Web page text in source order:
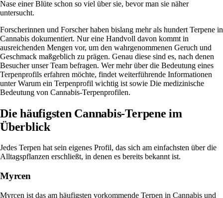
Nase einer Blüte schon so viel über sie, bevor man sie näher
untersucht.
Forscherinnen und Forscher haben bislang mehr als hundert Terpene in
Cannabis dokumentiert. Nur eine Handvoll davon kommt in
ausreichenden Mengen vor, um den wahrgenommenen Geruch und
Geschmack maßgeblich zu prägen. Genau diese sind es, nach denen
Besucher unser Team befragen. Wer mehr über die Bedeutung eines
Terpenprofils erfahren möchte, findet weiterführende Informationen
unterWarum ein Terpenprofil wichtig ist sowie Die medizinische
Bedeutung von Cannabis-Terpenprofilen.
Die häufigsten Cannabis-Terpene im
Überblick
Jedes Terpen hat sein eigenes Profil, das sich am einfachsten über die
Alltagspflanzen erschließt, in denen es bereits bekannt ist.
Myrcen
Myrcen ist das am häufigsten vorkommende Terpen in Cannabis und